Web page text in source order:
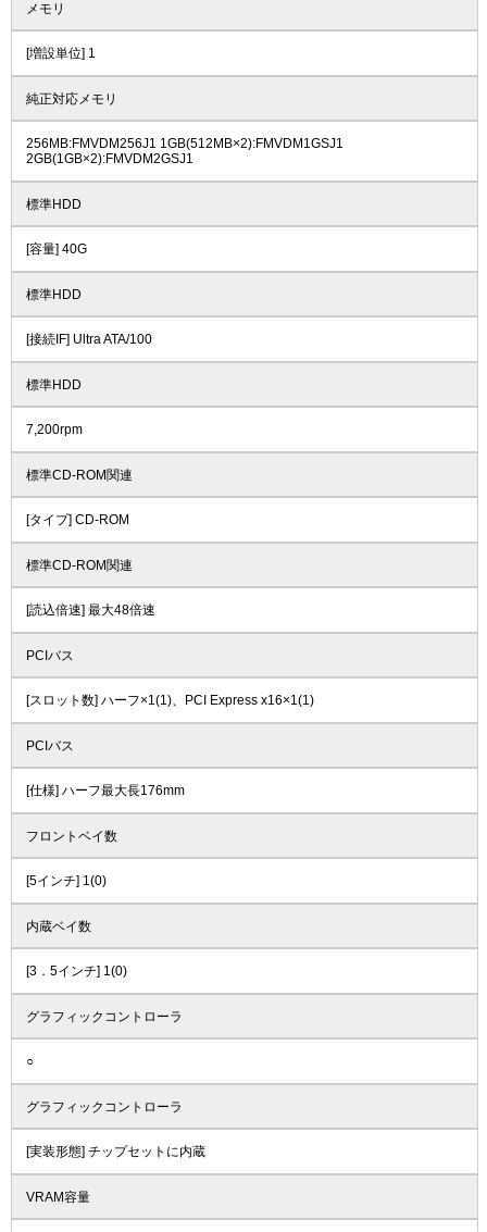
メモリ
[増設単位] 1
純正対応メモリ
256MB:FMVDM256J1 1GB(512MB×2):FMVDM1GSJ1
2GB(1GB×2):FMVDM2GSJ1
標準HDD
[容量] 40G
標準HDD
[接続IF] Ultra ATA/100
標準HDD
7,200rpm
標準CD-ROM関連
[タイプ] CD-ROM
標準CD-ROM関連
[読込倍速] 最大48倍速
PCIバス
[スロット数] ハーフ×1(1)、PCI Express x16×1(1)
PCIバス
[仕様] ハーフ最大長176mm
フロントベイ数
[5インチ] 1(0)
内蔵ベイ数
[3．5インチ] 1(0)
グラフィックコントローラ
○
グラフィックコントローラ
[実装形態] チップセットに内蔵
VRAM容量